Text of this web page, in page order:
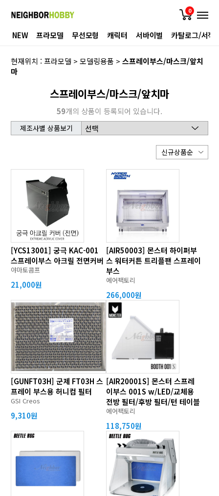
0
NEW 프라모델 무선모형 캐릭터 서바이벌 카탈로그/서적
현재위치 :프라모델 >모델링용품 >스프레이부스/마스크/앞치
마
스프레이부스/마스크/앞치마
59개의 상품이 등록되어 있습니다.
제조사별 상품보기
[YCS13001] 궁극 KAC-001
스프레이부스 아크릴 전면커버
야마토콤프
21,000원
[AIR50003] 몬스터 하이퍼부
스 워터커튼 트리플팬 스프레이
부스
에어팩토리
266,000원
[GUNFT03H] 군제 FT03H 스
프레이 부스용 허니컴 필터
GSI Creos
9,310원
[AIR20001S] 몬스터 스프레
이부스 001S w/LED/교체용
전방 필터/후방 필터/턴 테이블
에어팩토리
118,750원